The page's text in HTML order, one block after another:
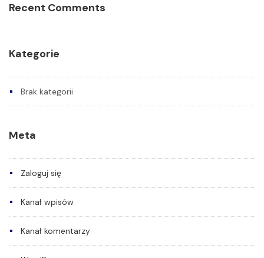
Recent Comments
Kategorie
Brak kategorii
Meta
Zaloguj się
Kanał wpisów
Kanał komentarzy